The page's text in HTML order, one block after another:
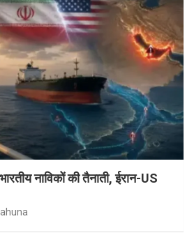
नाविकों की तैनाती, ईरान-US